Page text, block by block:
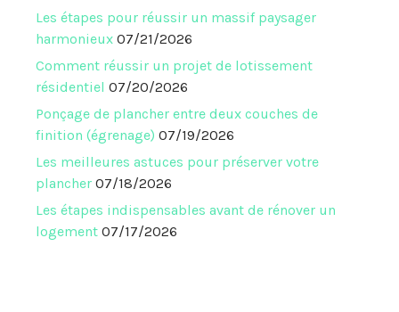
Les étapes pour réussir un massif paysager
harmonieux 07/21/2026
Comment réussir un projet de lotissement
résidentiel 07/20/2026
Ponçage de plancher entre deux couches de
finition (égrenage) 07/19/2026
Les meilleures astuces pour préserver votre
plancher 07/18/2026
Les étapes indispensables avant de rénover un
logement 07/17/2026